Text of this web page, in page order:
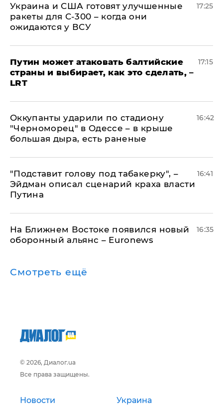
Украина и США готовят улучшенные
ракеты для С-300 – когда они
ожидаются у ВСУ
17:25
Путин может атаковать балтийские
страны и выбирает, как это сделать, –
LRT
17:15
Оккупанты ударили по стадиону
"Черноморец" в Одессе – в крыше
большая дыра, есть раненые
16:42
​"Подставит голову под табакерку", –
Эйдман описал сценарий краха власти
Путина
16:41
На Ближнем Востоке появился новый
оборонный альянс – Euronews
16:35
Смотреть ещё
© 2026, Диалог.ua
Все права защищены.
Новости Украина